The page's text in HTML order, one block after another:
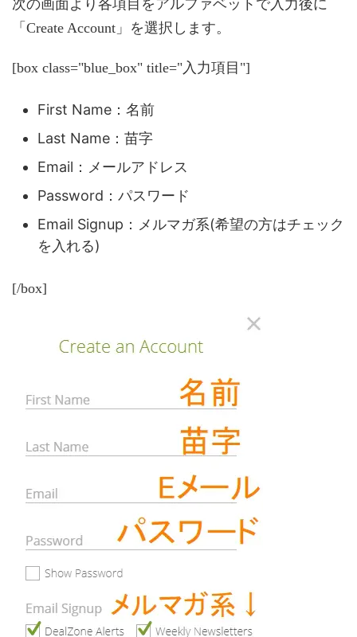
次の画面より各項目をアルファベットで入力後に
「Create Account」を選択します。
[box class="blue_box" title="入力項目"]
First Name：名前
Last Name：苗字
Email：メールアドレス
Password：パスワード
Email Signup：メルマガ系(希望の方はチェック
を入れる)
[/box]